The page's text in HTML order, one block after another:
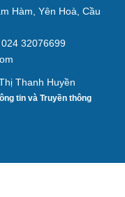
Hàm, Yên Hoà, Cầu
32076699
Thanh Huyền
tin và Truyền thông